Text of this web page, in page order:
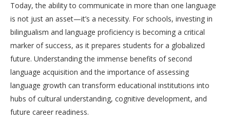
Today, the ability to communicate in more than one language
is not just an asset—it’s a necessity. For schools, investing in
bilingualism and language proficiency is becoming a critical
marker of success, as it prepares students for a globalized
future. Understanding the immense benefits of second
language acquisition and the importance of assessing
language growth can transform educational institutions into
hubs of cultural understanding, cognitive development, and
future career readiness.